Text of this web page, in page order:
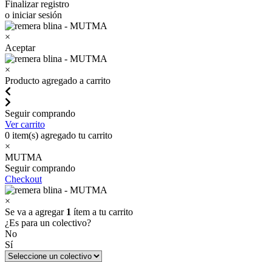
Finalizar registro
o iniciar sesión
×
Aceptar
×
Producto agregado a carrito
Seguir comprando
Ver carrito
0 item(s) agregado tu carrito
×
MUTMA
Seguir comprando
Checkout
×
Se va a agregar 1 ítem a tu carrito
¿Es para un colectivo?
No
Sí